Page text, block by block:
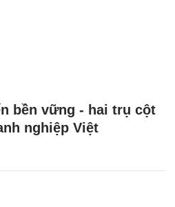
bền vững - hai trụ cột
nghiệp Việt